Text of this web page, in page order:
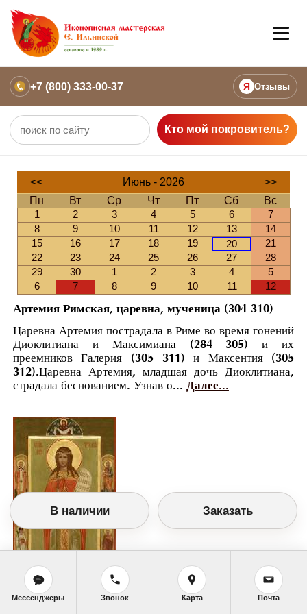
+7 (800) 333-00-37 Я Отзывы
Кто мой покровитель?
<< Июнь - 2026
>>
Пн
Вт Ср Чт Пт Сб
Вс
1
2 3 4 5 6
7
8
9 10 11 12 13
14
15
16 17 18 19 20
21
22
23 24 25 26 27
28
29
30 1 2 3 4
5
6
7 8 9 10 11 12
Артемия Римская, царевна, мученица (304-310)
Царевна Артемия пострадала в Риме во время гонений
Диоклитиана и Максимиана (284 305) и их
преемников Галерия (305 311) и Максентия (305
312).Царевна Артемия, младшая дочь Диоклитиана,
страдала беснованием. Узнав о... Далее...
В наличии Заказать
Мессенджеры Звонок Карта Почта